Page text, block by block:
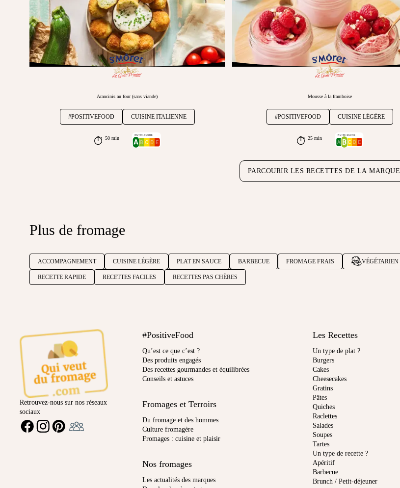
Arancinis au four (sans viande)
#POSITIVEFOOD CUISINE ITALIENNE
50 min
Mousse à la framboise
#POSITIVEFOOD CUISINE LÉGÈRE
25 min
PARCOURIR LES RECETTES DE LA MARQUE
Plus de fromage
ACCOMPAGNEMENT CUISINE LÉGÈRE PLAT EN SAUCE BARBECUE FROMAGE FRAIS VÉGÉTARIEN
RECETTE RAPIDE RECETTES FACILES RECETTES PAS CHÈRES
Retrouvez-nous sur nos réseaux
sociaux
FACEBOOKINSTAGRAMPINTEREST
#PositiveFood
Qu’est ce que c’est ?
Des produits engagés
Des recettes gourmandes et équilibrées
Conseils et astuces
Fromages et Terroirs
Du fromage et des hommes
Culture fromagère
Fromages : cuisine et plaisir
Nos fromages
Les actualités des marques
Les Recettes
Un type de plat ?
Burgers
Cakes
Cheesecakes
Gratins
Pâtes
Quiches
Raclettes
Salades
Soupes
Tartes
Un type de recette ?
Apéritif
Barbecue
Brunch / Petit-déjeuner